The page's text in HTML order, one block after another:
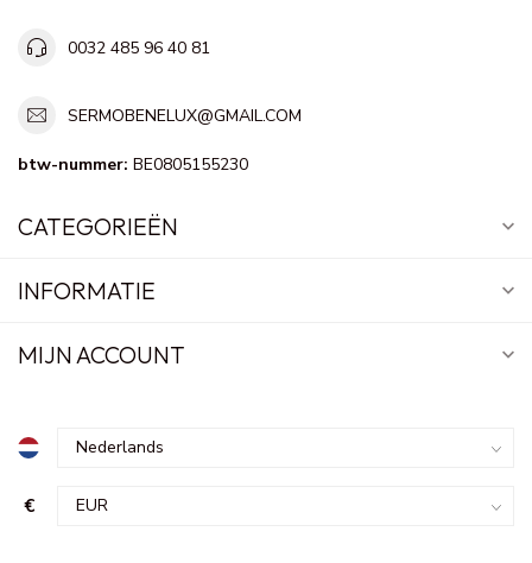
0032 485 96 40 81
SERMOBENELUX@GMAIL.COM
btw-nummer: BE0805155230
CATEGORIEËN
INFORMATIE
MIJN ACCOUNT
€